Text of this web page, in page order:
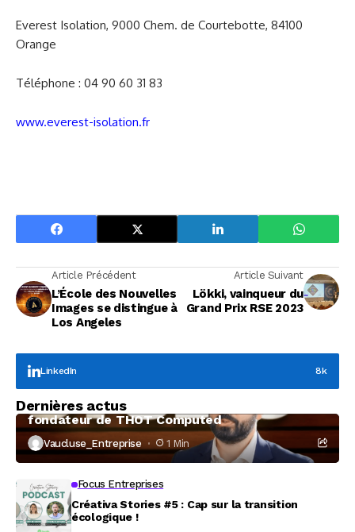
Everest Isolation, 9000 Chem. de Courtebotte, 84100
Orange
Téléphone : 04 90 60 31 83
www.everest-isolation.fr
Article Précédent
L’École des Nouvelles
Images se distingue à
Los Angeles
Article Suivant
Lökki, vainqueur du
Grand Prix RSE 2023
LinkedIn 8k
Dernières actus
À la rencontre de Christophe Coeffier, dirigeant
fondateur de THOT Computed
Vaucluse_Entreprise 1 Min
Focus Entreprises
Créativa Stories #5 : Cap sur la transition
écologique !